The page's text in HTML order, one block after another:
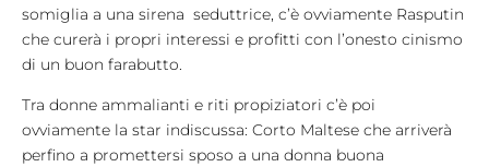
somiglia a una sirena seduttrice, c’è ovviamente Rasputin
che curerà i propri interessi e profitti con l’onesto cinismo
di un buon farabutto.
Tra donne ammalianti e riti propiziatori c’è poi
ovviamente la star indiscussa: Corto Maltese che arriverà
perfino a promettersi sposo a una donna buona